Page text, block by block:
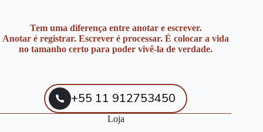
Tem uma diferença entre anotar e escrever.
Anotar é registrar. Escrever é processar. É colocar a vida
no tamanho certo para poder vivê-la de verdade.
+55 11 912753450
Loja